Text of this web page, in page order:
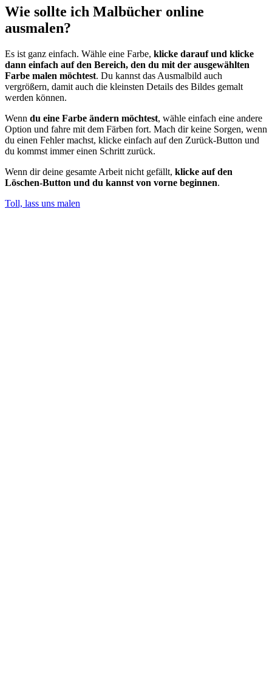
Wie sollte ich Malbücher online
ausmalen?
Es ist ganz einfach. Wähle eine Farbe, klicke darauf und klicke
dann einfach auf den Bereich, den du mit der ausgewählten
Farbe malen möchtest. Du kannst das Ausmalbild auch
vergrößern, damit auch die kleinsten Details des Bildes gemalt
werden können.
Wenn du eine Farbe ändern möchtest, wähle einfach eine andere
Option und fahre mit dem Färben fort. Mach dir keine Sorgen, wenn
du einen Fehler machst, klicke einfach auf den Zurück-Button und
du kommst immer einen Schritt zurück.
Wenn dir deine gesamte Arbeit nicht gefällt, klicke auf den
Löschen-Button und du kannst von vorne beginnen.
Toll, lass uns malen